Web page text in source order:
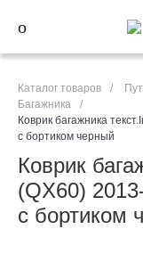
Каталог товаров /
Багажника
/
Коврик багажника
с бортиком черный
Коврик
(QX60)
с бортиком